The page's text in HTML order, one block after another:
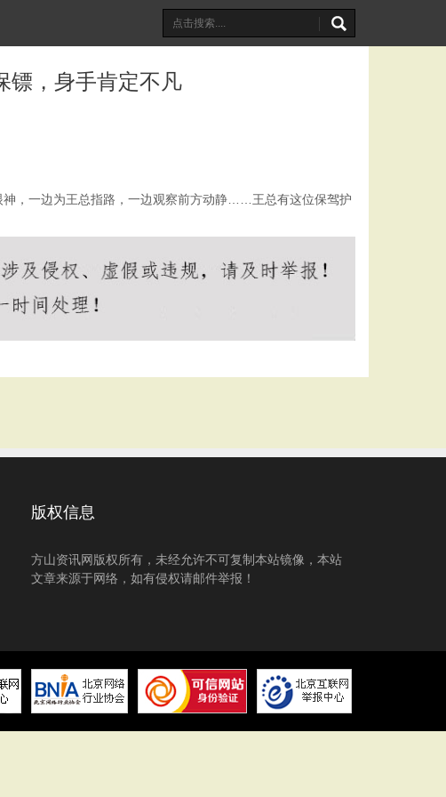
镖，身手肯定不凡
，一边为王总指路，一边观察前方动静……王总有这位保驾护
版权信息
方山资讯网版权所有，未经允许不可复制本站镜像，本站
文章来源于网络，如有侵权请邮件举报！